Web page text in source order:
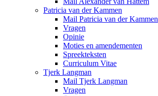
Patricia van der Kammen
Mail Patricia van der Kammen
Vragen
Opinie
Moties en amendementen
Spreekteksten
Curriculum Vitae
Tjerk Langman
Mail Tjerk Langman
Vragen